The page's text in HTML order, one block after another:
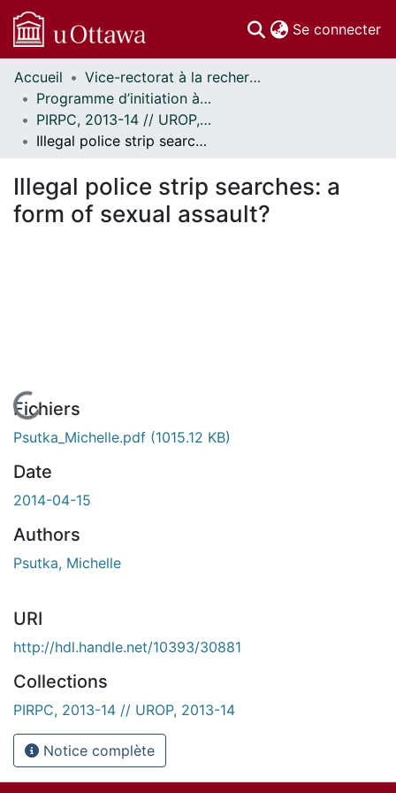
Se connecter
Communautés
et collections
Parcourir
Statistiques
À propos
Accueil
Vice-rectorat à la recherche // Office of the V-P, Research
Programme d’initiation à la recherche au premier cycle (PIRPC) // Undergraduate Research Opportunity Program (UROP)
PIRPC, 2013-14 // UROP, 2013-14
Illegal police strip searches: a form of sexual assault?
Illegal police strip searches: a
form of sexual assault?
En cours de chargement...
Fichiers
Psutka_Michelle.pdf (1015.12 KB)
Date
2014-04-15
Authors
Psutka, Michelle
URI
http://hdl.handle.net/10393/30881
Collections
PIRPC, 2013-14 // UROP, 2013-14
Notice complète